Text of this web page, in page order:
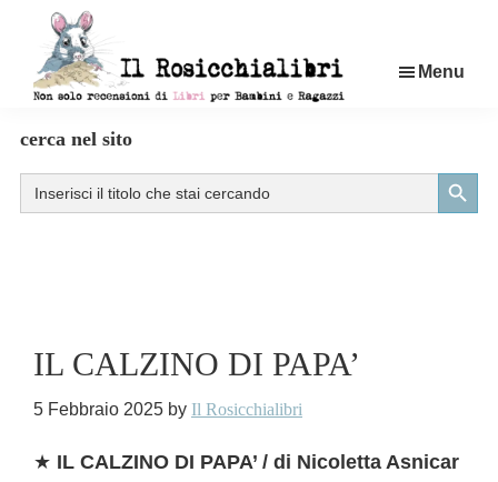
contenuto
di
libri
per
Menu
cerca nel sito
Search
for:
Search Button
IL CALZINO DI PAPA’
5 Febbraio 2025 by Il Rosicchialibri
★ IL CALZINO DI PAPA’ / di Nicoletta Asnicar